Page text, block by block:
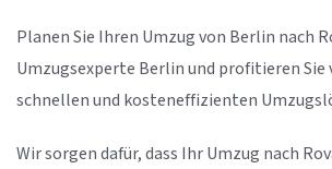
Planen Sie Ihren Umzug von Berlin nach
Umzugsexperte Berlin und profitieren Sie
schnellen und kosteneffizienten
Wir sorgen dafür, dass Ihr Umzug nach